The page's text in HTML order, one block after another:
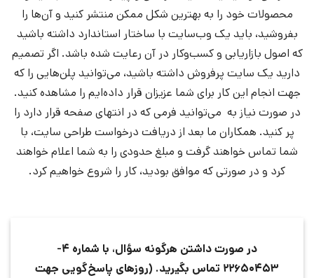
محصولات خود را به بهترین شکل ممکن منتشر کنید و آن‌ها را
بفروشید، باید یک وب‌سایت با ساختار استاندارد داشته باشید
که اصول بازاریابی و کسب‌و‌کار در آن رعایت شده باشد. اگر تصمیم
دارید یک سایت پرفروش داشته باشید، می‌توانید پلن‌هایی را که
جهت انجام این کار برای شما عزیزان قرار داده‌ایم را مشاهده کنید.
در صورت نیاز به می‌توانید فرمی که در انتهای صفحه قرار دارد را
پر کنید. همکاران ما بعد از دریافت درخواست طراحی سایت، با
شما تماس خواهند گرفت و مبلغ حدودی را به شما اعلام خواهند
کرد و در‌ صورتی که موافق بودید، کار را شروع خواهیم کرد.
در صورت داشتن هرگونه سؤال، با شماره 4-
۲۲۶۵۰۴۵3 تماس بگیرید. (روزهای پاسخ‌گویی جهت